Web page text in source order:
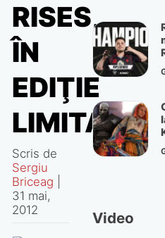
RISES,
ÎN
EDIŢIE
LIMITATĂ
Scris de
Sergiu
Briceag
31 mai,
2012
Video